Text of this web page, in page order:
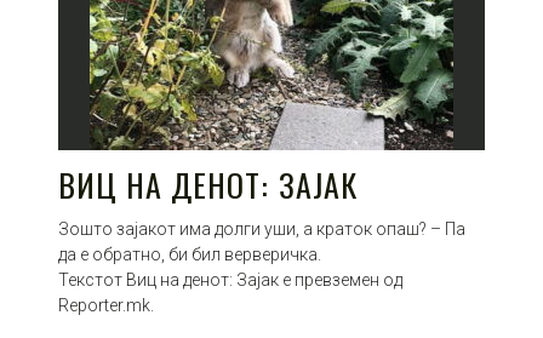
ВИЦ НА ДЕНОТ: ЗАЈАК
Зошто зајакот има долги уши, а краток опаш? – Па
да е обратно, би бил верверичка.
Текстот Виц на денот: Зајак е превземен од
Reporter.mk.